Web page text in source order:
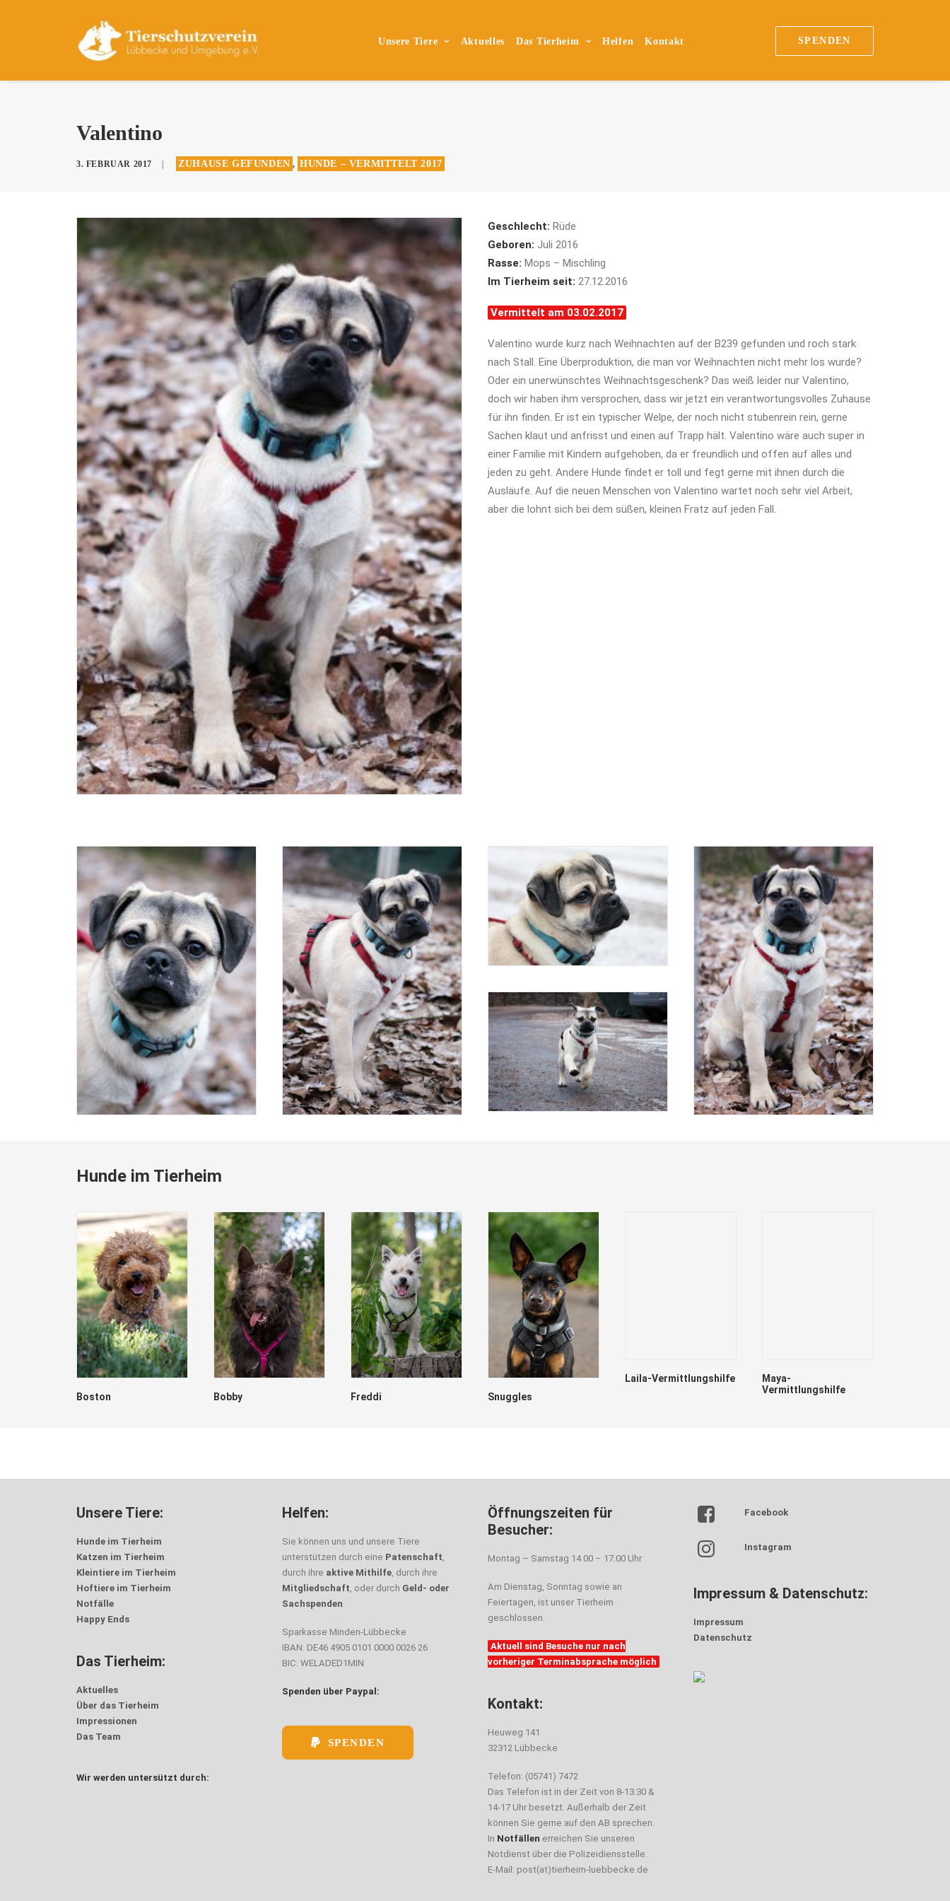
Unsere Tiere Aktuelles Das Tierheim Helfen Kontakt SPENDEN
Valentino
3. FEBRUAR 2017 ZUHAUSE GEFUNDEN , HUNDE – VERMITTELT 2017
Geschlecht: Rüde
Geboren: Juli 2016
Rasse: Mops – Mischling
Im Tierheim seit: 27.12.2016
Vermittelt am 03.02.2017
Valentino wurde kurz nach Weihnachten auf der B239 gefunden und roch stark
nach Stall. Eine Überproduktion, die man vor Weihnachten nicht mehr los wurde?
Oder ein unerwünschtes Weihnachtsgeschenk? Das weiß leider nur Valentino,
doch wir haben ihm versprochen, dass wir jetzt ein verantwortungsvolles Zuhause
für ihn finden. Er ist ein typischer Welpe, der noch nicht stubenrein rein, gerne
Sachen klaut und anfrisst und einen auf Trapp hält. Valentino wäre auch super in
einer Familie mit Kindern aufgehoben, da er freundlich und offen auf alles und
jeden zu geht. Andere Hunde findet er toll und fegt gerne mit ihnen durch die
Ausläufe. Auf die neuen Menschen von Valentino wartet noch sehr viel Arbeit,
aber die lohnt sich bei dem süßen, kleinen Fratz auf jeden Fall.
Hunde im Tierheim
Boston Bobby Freddi Snuggles
Laila-Vermittlungshilfe
Maya-
Vermittlungshilfe
Unsere Tiere:
Hunde im Tierheim
Katzen im Tierheim
Kleintiere im Tierheim
Hoftiere im Tierheim
Notfälle
Happy Ends
Das Tierheim:
Aktuelles
Über das Tierheim
Impressionen
Das Team
Wir werden untersützt durch:
Helfen:
Sie können uns und unsere Tiere
unterstützen durch eine Patenschaft,
durch ihre aktive Mithilfe, durch ihre
Mitgliedschaft, oder durch Geld- oder
Sachspenden.
Sparkasse Minden-Lübbecke
IBAN: DE46 4905 0101 0000 0026 26
BIC: WELADED1MIN
Spenden über Paypal:
SPENDEN
Öffnungszeiten für
Besucher:
Montag – Samstag 14.00 – 17.00 Uhr
Am Dienstag, Sonntag sowie an
Feiertagen, ist unser Tierheim
geschlossen.
Aktuell sind Besuche nur nach
vorheriger Terminabsprache möglich
Kontakt:
Heuweg 141
32312 Lübbecke
Telefon: (05741) 7472
Das Telefon ist in der Zeit von 8-13.30 &
14-17 Uhr besetzt. Außerhalb der Zeit
können Sie gerne auf den AB sprechen.
In Notfällen erreichen Sie unseren
Notdienst über die Polizeidiensstelle.
E-Mail: post(at)tierheim-luebbecke.de
Facebook
Instagram
Impressum & Datenschutz:
Impressum
Datenschutz